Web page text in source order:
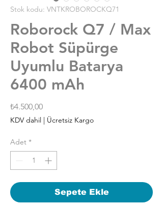
Stok kodu: VNTKROBOROCKQ71
Roborock Q7 / Max
Robot Süpürge
Uyumlu Batarya
6400 mAh
₺4.500,00Fiyat
KDV dahil | Ücretsiz Kargo
Adet *
Sepete Ekle